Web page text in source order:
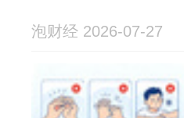
泡财经 2026-07-27